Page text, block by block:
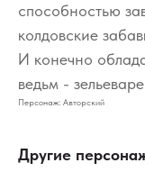
способностью
колдовские
И конечно
ведьм -
Персонаж: Авторский
Другие